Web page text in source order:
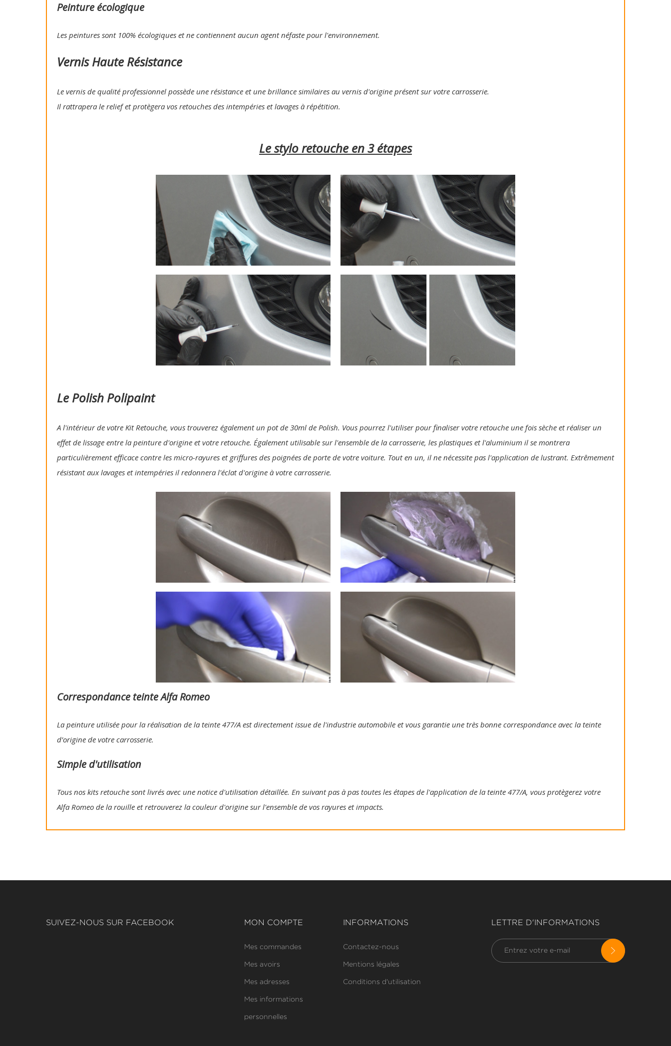
Peinture écologique
Les peintures sont 100% écologiques et ne contiennent aucun agent néfaste pour l'environnement.
Vernis Haute Résistance
Le vernis de qualité professionnel possède une résistance et une brillance similaires au vernis d'origine présent sur votre carrosserie.
Il rattrapera le relief et protègera vos retouches des intempéries et lavages à répétition.
Le stylo retouche en 3 étapes
Le Polish Polipaint
A l'intérieur de votre Kit Retouche, vous trouverez également un pot de 30ml de Polish. Vous pourrez l'utiliser pour finaliser votre retouche une fois sèche et réaliser un
effet de lissage entre la peinture d'origine et votre retouche. Également utilisable sur l'ensemble de la carrosserie, les plastiques et l'aluminium il se montrera
particulièrement efficace contre les micro-rayures et griffures des poignées de porte de votre voiture. Tout en un, il ne nécessite pas l'application de lustrant. Extrêmement
résistant aux lavages et intempéries il redonnera l'éclat d'origine à votre carrosserie.
Correspondance teinte Alfa Romeo
La peinture utilisée pour la réalisation de la teinte 477/A est directement issue de l'industrie automobile et vous garantie une très bonne correspondance avec la teinte
d’origine de votre carrosserie.
Simple d'utilisation
Tous nos kits retouche sont livrés avec une notice d'utilisation détaillée. En suivant pas à pas toutes les étapes de l'application de la teinte 477/A, vous protègerez votre
Alfa Romeo de la rouille et retrouverez la couleur d'origine sur l'ensemble de vos rayures et impacts.
SUIVEZ-NOUS SUR FACEBOOK MON COMPTE
Mes commandes
Mes avoirs
Mes adresses
Mes informations
personnelles
INFORMATIONS
Contactez-nous
Mentions légales
Conditions d'utilisation
LETTRE D'INFORMATIONS